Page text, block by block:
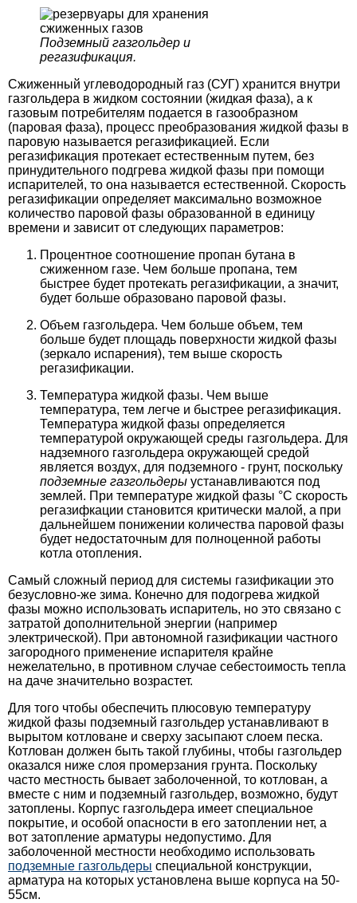
Подземный газгольдер и
регазификация.
Сжиженный углеводородный газ (СУГ) хранится внутри
газгольдера в жидком состоянии (жидкая фаза), а к
газовым потребителям подается в газообразном
(паровая фаза), процесс преобразования жидкой фазы в
паровую называется регазификацией. Если
регазификация протекает естественным путем, без
принудительного подгрева жидкой фазы при помощи
испарителей, то она называется естественной. Скорость
регазификации определяет максимально возможное
количество паровой фазы образованной в единицу
времени и зависит от следующих параметров:
Процентное соотношение пропан бутана в
сжиженном газе. Чем больше пропана, тем
быстрее будет протекать регазификации, а значит,
будет больше образовано паровой фазы.
Объем газгольдера. Чем больше объем, тем
больше будет площадь поверхности жидкой фазы
(зеркало испарения), тем выше скорость
регазификации.
Температура жидкой фазы. Чем выше
температура, тем легче и быстрее регазификация.
Температура жидкой фазы определяется
температурой окружающей среды газгольдера. Для
надземного газгольдера окружающей средой
является воздух, для подземного - грунт, поскольку
подземные газгольдеры устанавливаются под
землей. При температуре жидкой фазы °C скорость
регазифкации становится критически малой, а при
дальнейшем понижении количества паровой фазы
будет недостаточным для полноценной работы
котла отопления.
Самый сложный период для системы газификации это
безусловно-же зима. Конечно для подогрева жидкой
фазы можно использовать испаритель, но это связано с
затратой дополнительной энергии (например
электрической). При автономной газификации частного
загородного применение испарителя крайне
нежелательно, в противном случае себестоимость тепла
на даче значительно возрастет.
Для того чтобы обеспечить плюсовую температуру
жидкой фазы подземный газгольдер устанавливают в
вырытом котловане и сверху засыпают слоем песка.
Котлован должен быть такой глубины, чтобы газгольдер
оказался ниже слоя промерзания грунта. Поскольку
часто местность бывает заболоченной, то котлован, а
вместе с ним и подземный газгольдер, возможно, будут
затоплены. Корпус газгольдера имеет специальное
покрытие, и особой опасности в его затоплении нет, а
вот затопление арматуры недопустимо. Для
заболоченной местности необходимо использовать
подземные газгольдеры специальной конструкции,
арматура на которых установлена выше корпуса на 50-
55см.